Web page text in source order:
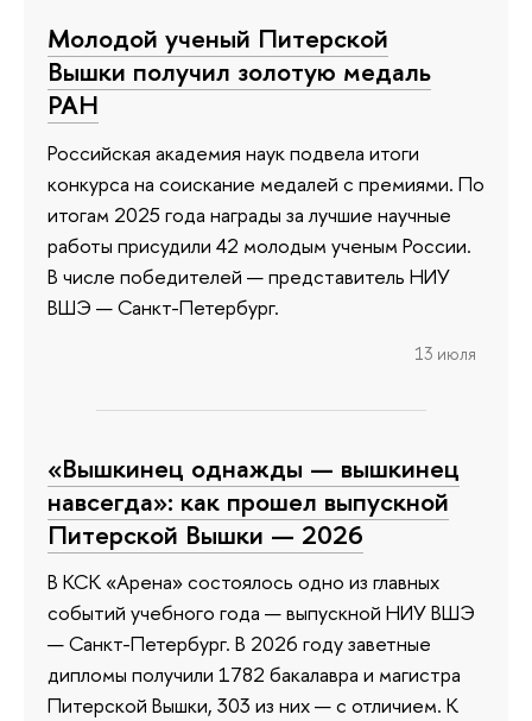
Молодой ученый Питерской
Вышки получил золотую медаль
РАН
Российская академия наук подвела итоги
конкурса на соискание медалей с премиями. По
итогам 2025 года награды за лучшие научные
работы присудили 42 молодым ученым России.
В числе победителей — представитель НИУ
ВШЭ — Санкт-Петербург.
13 июля
«Вышкинец однажды — вышкинец
навсегда»: как прошел выпускной
Питерской Вышки — 2026
В КСК «Арена» состоялось одно из главных
событий учебного года — выпускной НИУ ВШЭ
— Санкт-Петербург. В 2026 году заветные
дипломы получили 1782 бакалавра и магистра
Питерской Вышки, 303 из них — с отличием. К